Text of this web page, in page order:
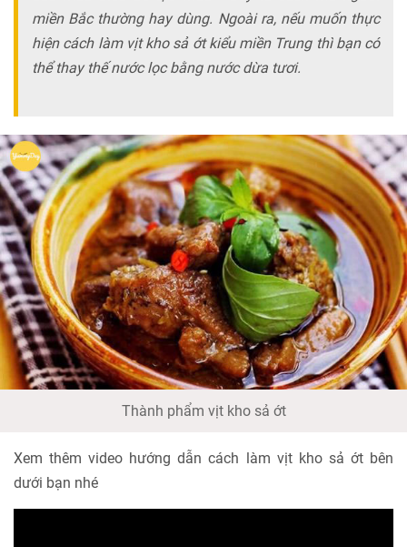
miền Bắc thường hay dùng. Ngoài ra, nếu muốn thực
hiện cách làm vịt kho sả ớt kiểu miền Trung thì bạn có
thể thay thế nước lọc bằng nước dừa tươi.
Thành phẩm vịt kho sả ớt
Xem thêm video hướng dẫn cách làm vịt kho sả ớt bên
dưới bạn nhé